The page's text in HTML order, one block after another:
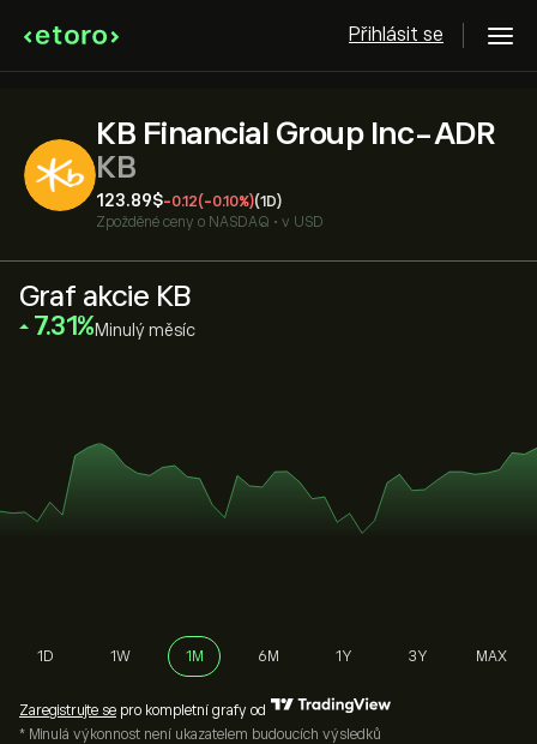
Přihlásit se
KB Financial Group Inc-ADR
KB
123.89‎$‎-0.12(-0.10%)(1D)
Zpožděné ceny o NASDAQ • v USD
Graf akcie KB
‎7.31‎ Minulý měsíc
1D 1W 1M 6M 1Y 3Y MAX
Zaregistrujte se pro kompletní grafy od
* Minulá výkonnost není ukazatelem budoucích výsledků